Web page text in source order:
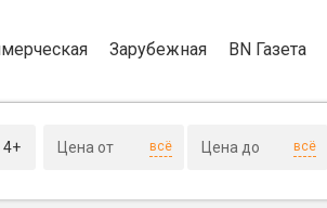
Зарубежная BN Газета
4+ всё всё